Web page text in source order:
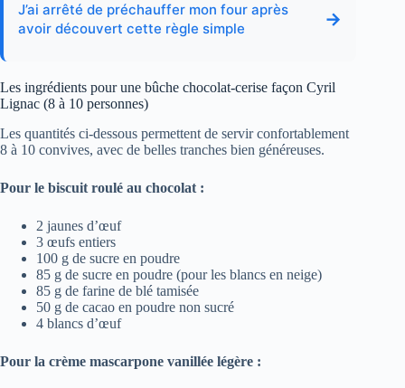
J’ai arrêté de préchauffer mon four après
avoir découvert cette règle simple
→
Les ingrédients pour une bûche chocolat-cerise façon Cyril
Lignac (8 à 10 personnes)
Les quantités ci-dessous permettent de servir confortablement
8 à 10 convives, avec de belles tranches bien généreuses.
Pour le biscuit roulé au chocolat :
2 jaunes d’œuf
3 œufs entiers
100 g de sucre en poudre
85 g de sucre en poudre (pour les blancs en neige)
85 g de farine de blé tamisée
50 g de cacao en poudre non sucré
4 blancs d’œuf
Pour la crème mascarpone vanillée légère :